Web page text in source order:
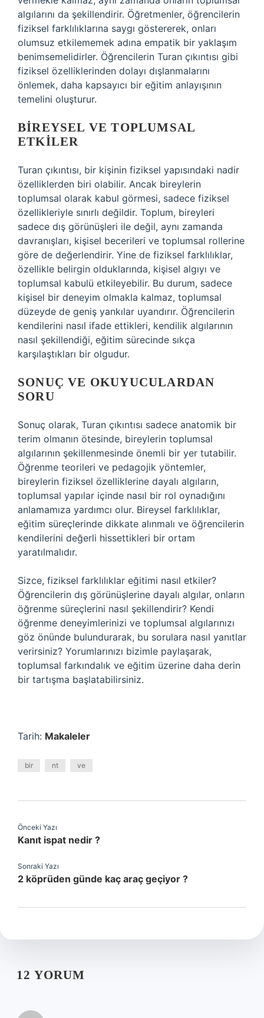
algılarını da şekillendirir. Öğretmenler, öğrencilerin
fiziksel farklılıklarına saygı göstererek, onları
olumsuz etkilememek adına empatik bir yaklaşım
benimsemelidirler. Öğrencilerin Turan çıkıntısı gibi
fiziksel özelliklerinden dolayı dışlanmalarını
önlemek, daha kapsayıcı bir eğitim anlayışının
temelini oluşturur.
BIREYSEL VE TOPLUMSAL
ETKILER
Turan çıkıntısı, bir kişinin fiziksel yapısındaki nadir
özelliklerden biri olabilir. Ancak bireylerin
toplumsal olarak kabul görmesi, sadece fiziksel
özellikleriyle sınırlı değildir. Toplum, bireyleri
sadece dış görünüşleri ile değil, aynı zamanda
davranışları, kişisel becerileri ve toplumsal rollerine
göre de değerlendirir. Yine de fiziksel farklılıklar,
özellikle belirgin olduklarında, kişisel algıyı ve
toplumsal kabulü etkileyebilir. Bu durum, sadece
kişisel bir deneyim olmakla kalmaz, toplumsal
düzeyde de geniş yankılar uyandırır. Öğrencilerin
kendilerini nasıl ifade ettikleri, kendilik algılarının
nasıl şekillendiği, eğitim sürecinde sıkça
karşılaştıkları bir olgudur.
SONUÇ VE OKUYUCULARDAN
SORU
Sonuç olarak, Turan çıkıntısı sadece anatomik bir
terim olmanın ötesinde, bireylerin toplumsal
algılarının şekillenmesinde önemli bir yer tutabilir.
Öğrenme teorileri ve pedagojik yöntemler,
bireylerin fiziksel özelliklerine dayalı algıların,
toplumsal yapılar içinde nasıl bir rol oynadığını
anlamamıza yardımcı olur. Bireysel farklılıklar,
eğitim süreçlerinde dikkate alınmalı ve öğrencilerin
kendilerini değerli hissettikleri bir ortam
yaratılmalıdır.
Sizce, fiziksel farklılıklar eğitimi nasıl etkiler?
Öğrencilerin dış görünüşlerine dayalı algılar, onların
öğrenme süreçlerini nasıl şekillendirir? Kendi
öğrenme deneyimlerinizi ve toplumsal algılarınızı
göz önünde bulundurarak, bu sorulara nasıl yanıtlar
verirsiniz? Yorumlarınızı bizimle paylaşarak,
toplumsal farkındalık ve eğitim üzerine daha derin
bir tartışma başlatabilirsiniz.
Tarih: Makaleler
bir nt ve
Önceki Yazı
Kanıt ispat nedir ?
Sonraki Yazı
2 köprüden günde kaç araç geçiyor ?
12 YORUM